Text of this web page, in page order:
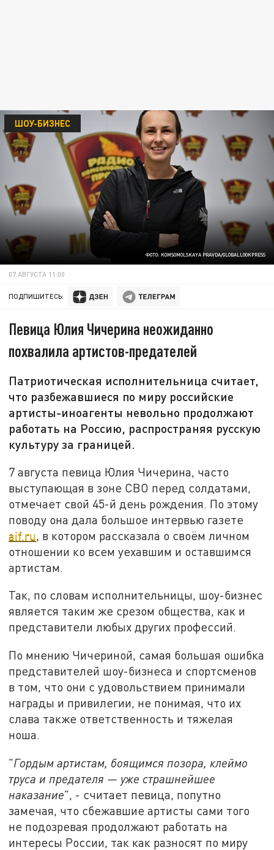
ФОТО: KOMSOMOLSKAYA PRAVDA/GLOBALLOOKPRESS
ШОУ-БИЗНЕС
07 АВГУСТА 11:00
ПОДПИШИТЕСЬ:
Певица Юлия Чичерина неожиданно
похвалила артистов-предателей
Патриотическая исполнительница считает,
что разбежавшиеся по миру российские
артисты-иноагенты невольно продолжают
работать на Россию, распространяя русскую
культуру за границей.
7 августа певица Юлия Чичерина, часто
выступающая в зоне СВО перед солдатами,
отмечает свой 45-й день рождения. По этому
поводу она дала большое интервью газете
aif.ru, в котором рассказала о своём личном
отношении ко всем уехавшим и оставшимся
артистам.
Так, по словам исполнительницы, шоу-бизнес
является таким же срезом общества, как и
представители любых других профессий.
По мнению Чичериной, самая большая ошибка
представителей шоу-бизнеса и спортсменов
в том, что они с удовольствием принимали
награды и привилегии, не понимая, что их
слава также ответственность и тяжелая
ноша.
"Гордым артистам, боящимся позора, клеймо
труса и предателя — уже страшнейшее
наказание", - считает певица, попутно
замечая, что сбежавшие артисты сами того
не подозревая продолжают работать на
интересы России, так как разносят по миру